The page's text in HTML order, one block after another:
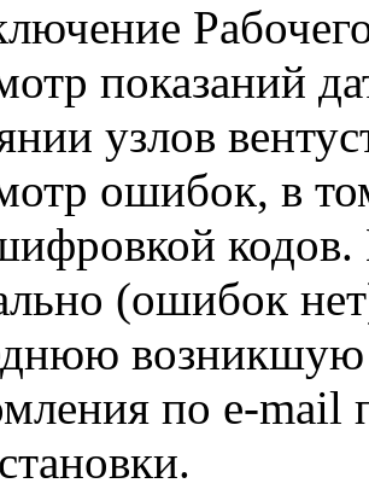
показаний
узлов
ошибок, в
кодов.
(ошибок
по e-mail